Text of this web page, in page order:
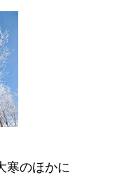
寒のほかに